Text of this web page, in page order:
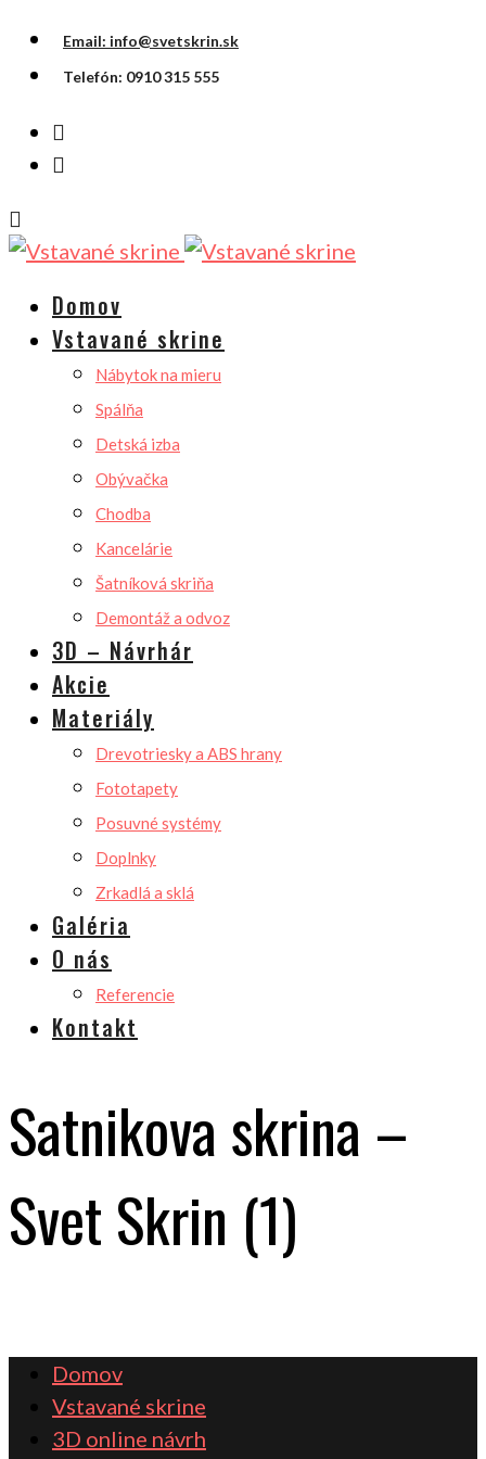
Email: info@svetskrin.sk
Telefón: 0910 315 555
Domov
Vstavané skrine
Nábytok na mieru
Spálňa
Detská izba
Obývačka
Chodba
Kancelárie
Šatníková skriňa
Demontáž a odvoz
3D – Návrhár
Akcie
Materiály
Drevotriesky a ABS hrany
Fototapety
Posuvné systémy
Doplnky
Zrkadlá a sklá
Galéria
O nás
Referencie
Kontakt
Satnikova skrina –
Svet Skrin (1)
Domov
Vstavané skrine
3D online návrh